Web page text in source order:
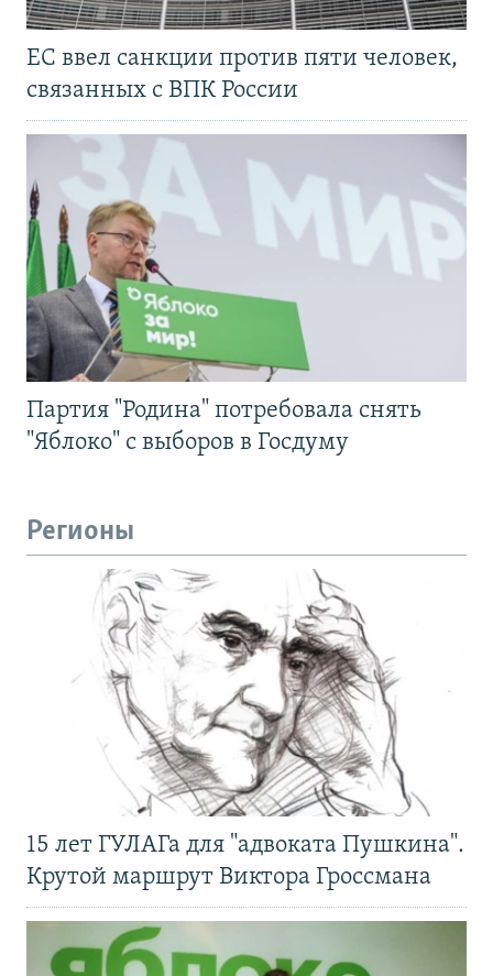
ЕС ввел санкции против пяти человек,
связанных с ВПК России
Партия "Родина" потребовала снять
"Яблоко" с выборов в Госдуму
Регионы
15 лет ГУЛАГа для "адвоката Пушкина".
Крутой маршрут Виктора Гроссмана